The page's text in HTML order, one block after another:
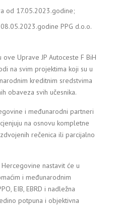
od 17.05.2023.godine;
PPG d.o.o.
Uprave JP Autoceste F BiH
na svim projektima koji su u
kreditnim sredstvima
obaveza svih učesnika.
i međunarodni partneri
na osnovu kompletne
rečenica ili parcijalno
nastavit će u
i međunarodnim
EIB, EBRD i nadležna
potpuna i objektivna